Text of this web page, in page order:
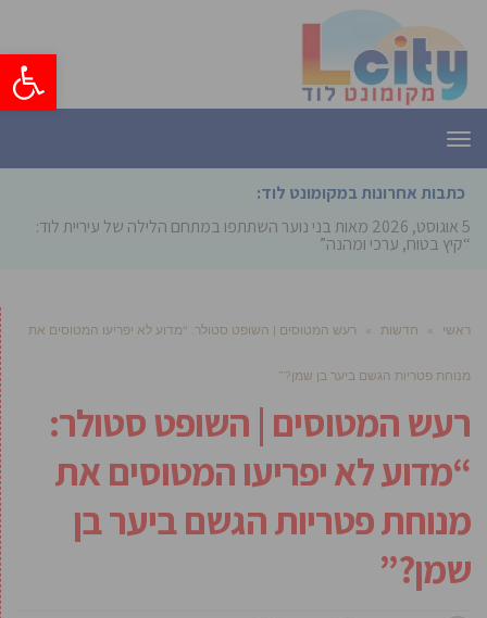
פתח
תפריט
כתבות אחרונות במקומונט לוד:
5 אוגוסט, 2026
מאות בני נוער השתתפו במתחם הלילה של עיריית לוד:
“קיץ בטוח, ערכי ומהנה”
ראשי » חדשות » רעש המטוסים | השופט סטולר: “מדוע לא יפריעו המטוסים את
מנוחת פטריות הגשם ביער בן שמן?”
רעש המטוסים | השופט סטולר:
“מדוע לא יפריעו המטוסים את
מנוחת פטריות הגשם ביער בן
שמן?”